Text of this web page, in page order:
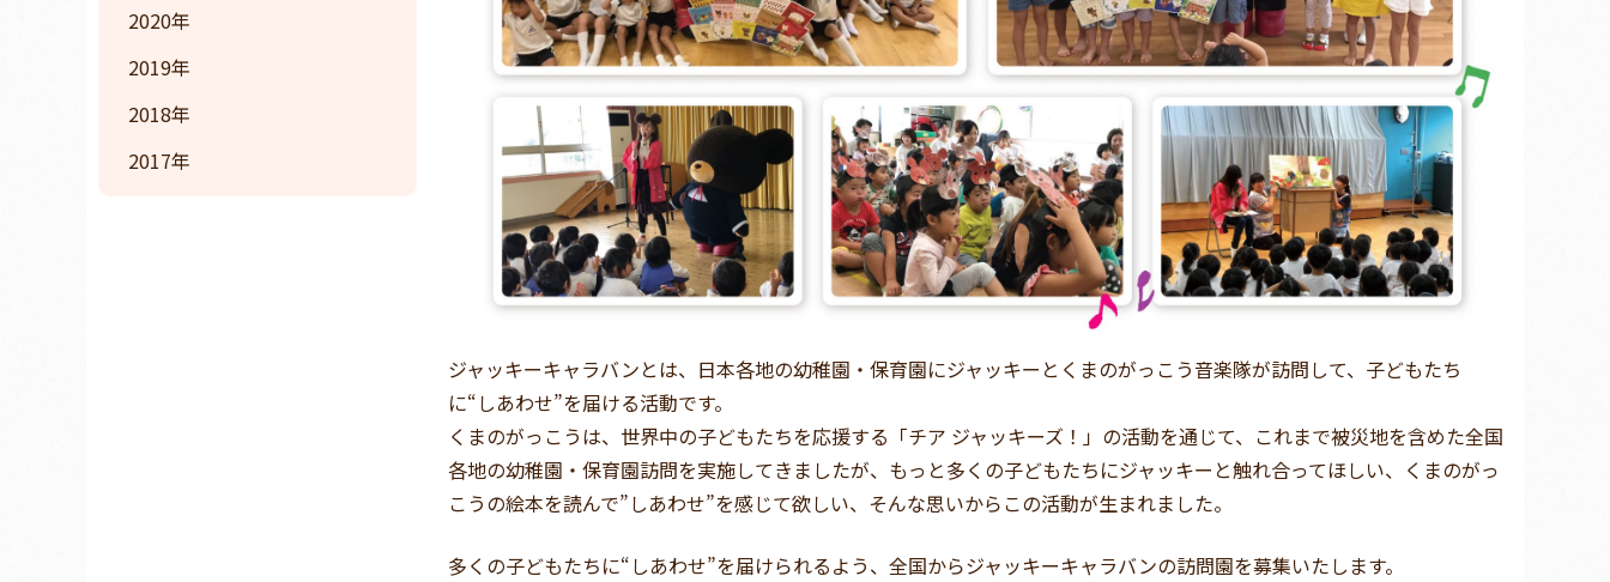
ジャッキーキャラバンとは、日本各地の幼稚園・保育園にジャッキーとくまのがっこう音楽隊が訪問して、子どもたち
に“しあわせ”を届ける活動です。
くまのがっこうは、世界中の子どもたちを応援する「チア ジャッキーズ！」の活動を通じて、これまで被災地を含めた全国
各地の幼稚園・保育園訪問を実施してきましたが、もっと多くの子どもたちにジャッキーと触れ合ってほしい、くまのがっ
こうの絵本を読んで”しあわせ”を感じて欲しい、そんな思いからこの活動が生まれました。
多くの子どもたちに“しあわせ”を届けられるよう、全国からジャッキーキャラバンの訪問園を募集いたします。
2020
2019
2018
2017